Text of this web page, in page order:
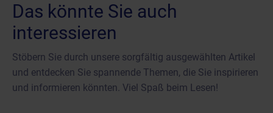
Das könnte Sie auch
interessieren
Stöbern Sie durch unsere sorgfältig ausgewählten Artikel
und entdecken Sie spannende Themen, die Sie inspirieren
und informieren könnten. Viel Spaß beim Lesen!